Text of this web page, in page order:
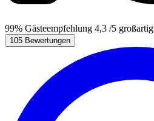
99% Gästeempfehlung 4,3 /5 großartig
105 Bewertungen